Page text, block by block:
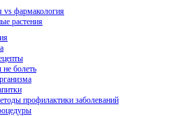
vs фармакология
растения
болеть
профилактики заболеваний